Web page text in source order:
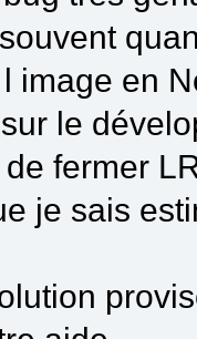
image en
le
fermer
je sais